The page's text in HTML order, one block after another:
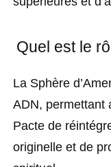
Quel est le
La Sphère
ADN, permettant
Pacte de
originelle et de